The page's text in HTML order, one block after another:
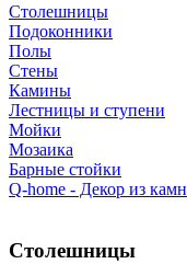
Столешницы
Подоконники
Полы
Стены
Камины
Лестницы и ступени
Мойки
Мозаика
Барные стойки
Q-home - Декор из
Столешницы